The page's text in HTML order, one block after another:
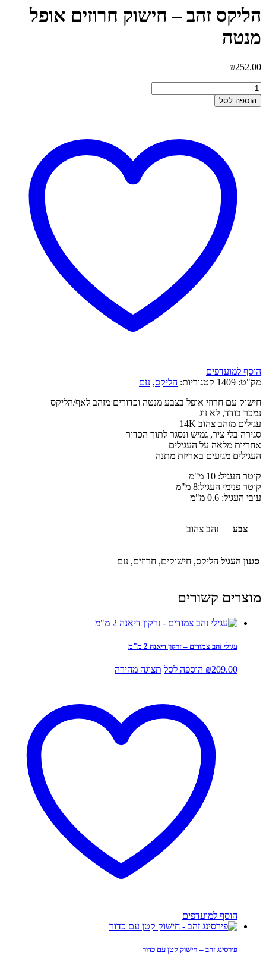
הליקס זהב – חישוק חרוזים אופל
מנטה
₪252.00
כמות
של
הליקס
הוספה לסל
הוסף למועדפים
מק"ט: 1409 קטגוריות: הליקס, נזם
חישוק עם חרוזי אופל בצבע מנטה וכדורים מזהב לאף/הליקס
נמכר בודד, לא זוג
עגילים מזהב צהוב 14K
סגירה בלי ציר, גמיש ונסגר לתוך הכדור
אחריות מלאה על העגילים
העגילים מגיעים באריזת מתנה
קוטר העגיל: 10 מ"מ
קוטר פנימי העגיל:8 מ"מ
עובי העגיל: 0.6 מ"מ
צבע זהב צהוב
סגנון העגיל הליקס, חישוקים, חרוזים, נזם
מוצרים קשורים
עגילי זהב צמודים – זרקון דיאנה 2 מ"מ
₪209.00 הוספה לסל תצוגה מהירה
הוסף למועדפים
פירסינג זהב – חישוק קטן עם כדור